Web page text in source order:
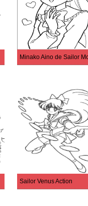
Minako Aino de Sailor
Sailor Venus Action